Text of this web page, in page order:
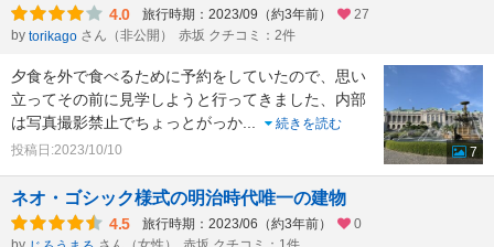
4.0 旅行時期：2023/09（約3年前）
27
by torikago さん（非公開） 赤坂 クチコミ：2件
夕食を外で食べるために予約をしていたので、思い
立ってその前に見学しようと行ってきました、内部
は写真撮影禁止でちょっとがっか
続きを読む
投稿日:2023/10/10
7
ネオ・ゴシック様式の明治時代唯一の建物
4.5 旅行時期：2023/06（約3年前）
0